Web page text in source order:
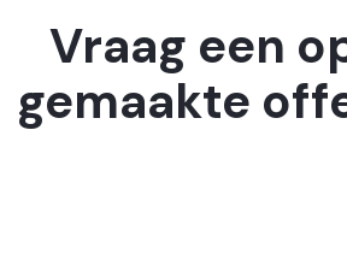
Vraag een
gemaakte